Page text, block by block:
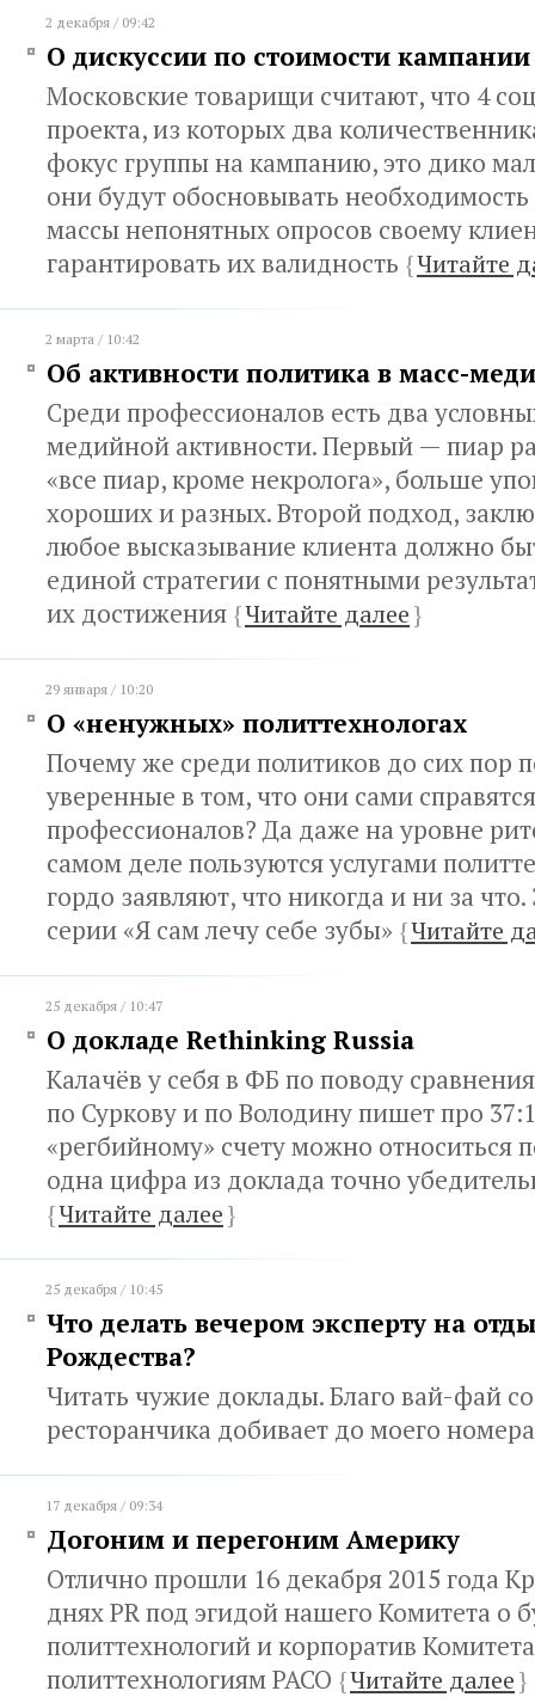
2 декабря / 09:42
О дискуссии по стоимости кампании
Московские товарищи считают, что 4
проекта, из которых два
фокус группы на кампанию, это дико
они будут обосновывать
массы непонятных опросов своему
гарантировать их валидность {Читайте
2 марта / 10:42
Об активности политика в масс-
Среди профессионалов есть два
медийной активности. Первый — пиар
«все пиар, кроме некролога», больше
хороших и разных. Второй подход,
любое высказывание клиента должно
единой стратегии с понятными
их достижения {Читайте далее}
29 января / 10:20
О «ненужных» политтехнологах
Почему же среди политиков до сих пор
уверенные в том, что они сами
профессионалов? Да даже на уровне
самом деле пользуются услугами
гордо заявляют, что никогда и ни за что.
серии «Я сам лечу себе зубы» {Читайте
25 декабря / 10:47
О докладе Rethinking Russia
Калачёв у себя в ФБ по поводу
по Суркову и по Володину пишет про
«регбийному» счету можно относиться
одна цифра из доклада точно
{Читайте далее}
25 декабря / 10:45
Что делать вечером эксперту на
Рождества?
Читать чужие доклады. Благо вай-фай
ресторанчика добивает до моего
17 декабря / 09:34
Догоним и перегоним Америку
Отлично прошли 16 декабря 2015 года
днях PR под эгидой нашего Комитета о
политтехнологий и корпоратив
политтехнологиям РАСО {Читайте далее}